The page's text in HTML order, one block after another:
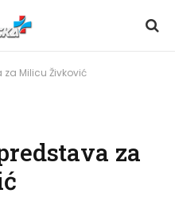
Milicu Živković
za